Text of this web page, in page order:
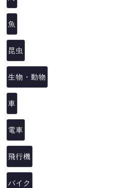
魚
昆虫
生物・動物
車
電車
飛行機
バイク